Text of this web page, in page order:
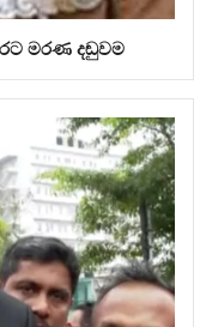
මරණ දඬුවම